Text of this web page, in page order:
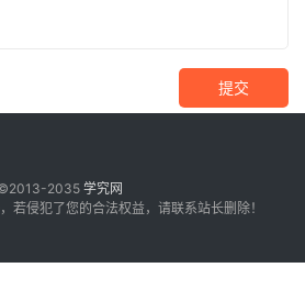
提交
2035 学究网
若侵犯了您的合法权益，请联系站长删除！